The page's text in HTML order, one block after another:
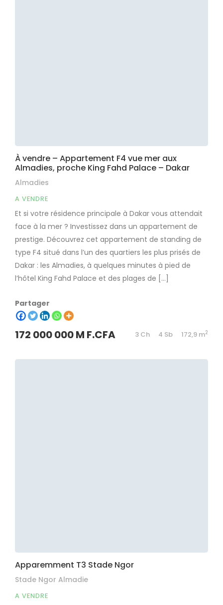
À vendre – Appartement F4 vue mer aux
Almadies, proche King Fahd Palace – Dakar
Almadies
A VENDRE
Et si votre résidence principale à Dakar vous attendait
face à la mer ? Investissez dans un appartement de
prestige. Découvrez cet appartement de standing de
type F4 situé dans l’un des quartiers les plus prisés de
Dakar : les Almadies, à quelques minutes à pied de
l’hôtel King Fahd Palace et des plages de […]
Partager
172 000 000 M F.CFA 3 Ch 4 Sb 172,9 m2
Apparemment T3 Stade Ngor
Stade Ngor Almadie
A VENDRE